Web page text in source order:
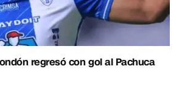
regresó con gol al Pachuca